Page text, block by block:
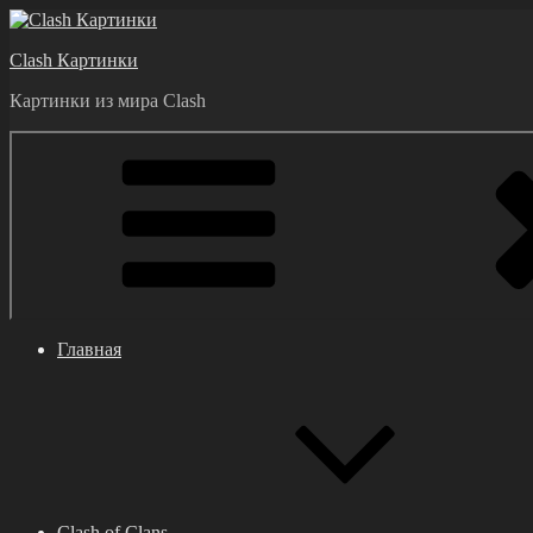
Перейти
содержимому
Clash Картинки
Картинки из мира Clash
Главная